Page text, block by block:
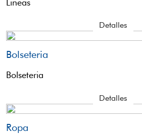
Detalles
Bolseteria
Bolseteria
Detalles
Ropa